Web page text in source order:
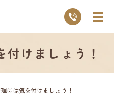
けましょう！
には気を付けましょう！